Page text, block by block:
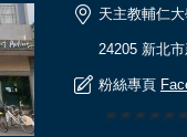
天主教輔仁
24205 新北
粉絲專頁